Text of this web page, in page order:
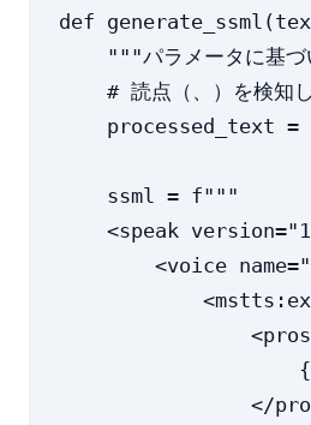
def
"""パラメータに基
# 読点（、）を検知
processed_text =
    ssml = f"""
<speak
<voice
</